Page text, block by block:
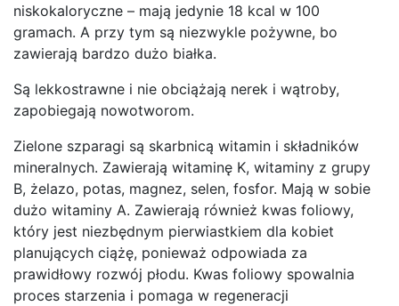
niskokaloryczne – mają jedynie 18 kcal w 100
gramach. A przy tym są niezwykle pożywne, bo
zawierają bardzo dużo białka.
Są lekkostrawne i nie obciążają nerek i wątroby,
zapobiegają nowotworom.
Zielone szparagi są skarbnicą witamin i składników
mineralnych. Zawierają witaminę K, witaminy z grupy
B, żelazo, potas, magnez, selen, fosfor. Mają w sobie
dużo witaminy A. Zawierają również kwas foliowy,
który jest niezbędnym pierwiastkiem dla kobiet
planujących ciążę, ponieważ odpowiada za
prawidłowy rozwój płodu. Kwas foliowy spowalnia
proces starzenia i pomaga w regeneracji